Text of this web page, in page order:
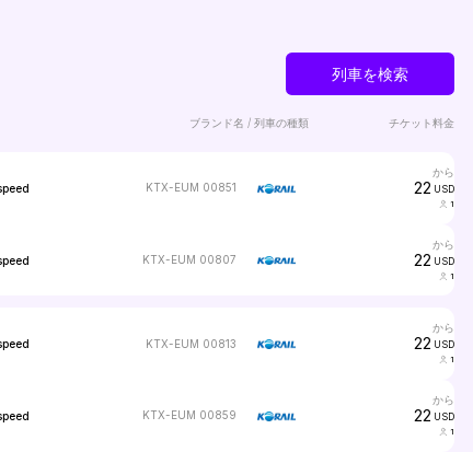
列車を検索
ブランド名 / 列車の種類 チケット料金
KTX-EUM 00851
から
22 USD
1
KTX-EUM 00807
から
22 USD
1
KTX-EUM 00813
から
22 USD
1
KTX-EUM 00859
から
22 USD
1